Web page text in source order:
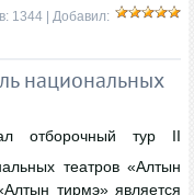
1344 | Добавил:
национальных
отборочный тур II
театров «Алтын
тирмэ» является